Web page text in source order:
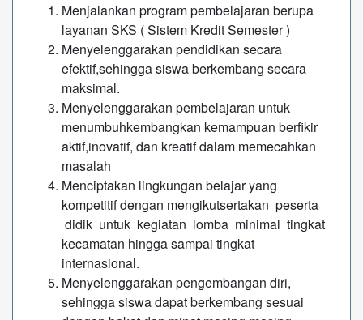
Menjalankan program pembelajaran berupa
layanan SKS ( Sistem Kredit Semester )
Menyelenggarakan pendidikan secara
efektif,sehingga siswa berkembang secara
maksimal.
Menyelenggarakan pembelajaran untuk
menumbuhkembangkan kemampuan berfikir
aktif,inovatif, dan kreatif dalam memecahkan
masalah
Menciptakan lingkungan belajar yang
kompetitif dengan mengikutsertakan peserta
didik untuk kegiatan lomba minimal tingkat
kecamatan hingga sampai tingkat
internasional.
Menyelenggarakan pengembangan diri,
sehingga siswa dapat berkembang sesuai